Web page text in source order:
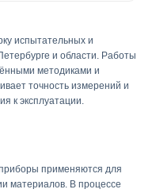
испытательных и
и области. Работы
методиками и
точность измерений и
к эксплуатации.
применяются для
материалов. В процессе